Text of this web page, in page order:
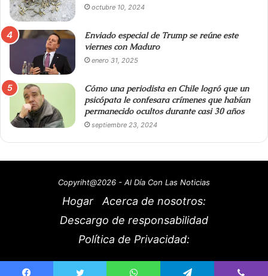
octubre 10, 2024
Enviado especial de Trump se reúne este
viernes con Maduro
enero 31, 2025
Cómo una periodista en Chile logró que un
psicópata le confesara crímenes que habían
permanecido ocultos durante casi 30 años
septiembre 23, 2024
Copyriht@2026 - Al Día Con Las Noticias
Hogar
Acerca de nosotros:
Descargo de responsabilidad
Política de Privacidad: